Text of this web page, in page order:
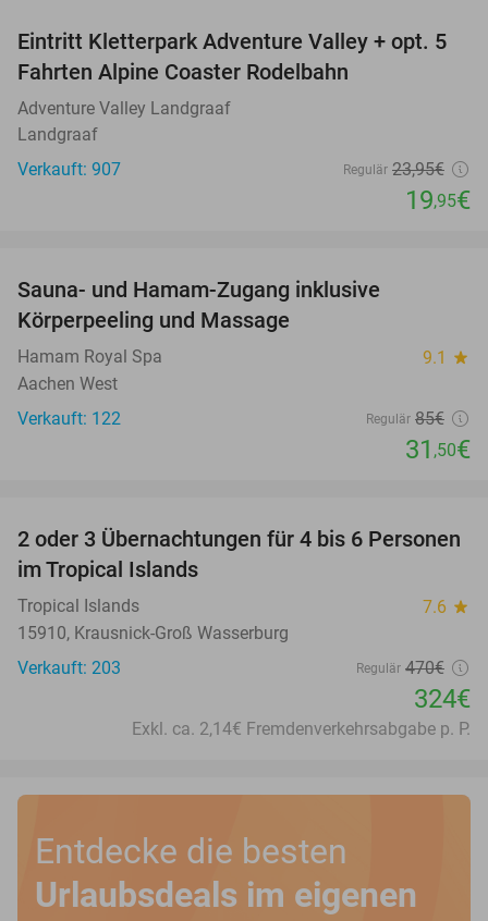
17%
Eintritt Kletterpark Adventure Valley + opt. 5
Fahrten Alpine Coaster Rodelbahn
Adventure Valley Landgraaf
Landgraaf
Verkauft: 907
Regulär 23,95€
19,95€
Sauna- und Hamam-Zugang inklusive
Körperpeeling und Massage
Hamam Royal Spa 9.1 star
Aachen West
Verkauft: 122
Regulär 85€
31 ,50€
31%
2 oder 3 Übernachtungen für 4 bis 6 Personen
im Tropical Islands
Tropical Islands 7.6 star
15910, Krausnick-Groß Wasserburg
Verkauft: 203
Regulär 470€
324€
Exkl. ca. 2,14€ Fremdenverkehrsabgabe p. P.
Entdecke die besten
Urlaubsdeals im eigenen